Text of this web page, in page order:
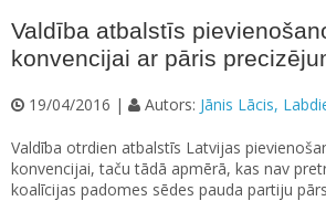
Valdība atbalstīs
konvencijai ar pāris
19/04/2016 | Autors: Jānis Lācis,
Valdība otrdien atbalstīs Latvijas
konvencijai, taču tādā apmērā, kas nav
koalīcijas padomes sēdes pauda partiju